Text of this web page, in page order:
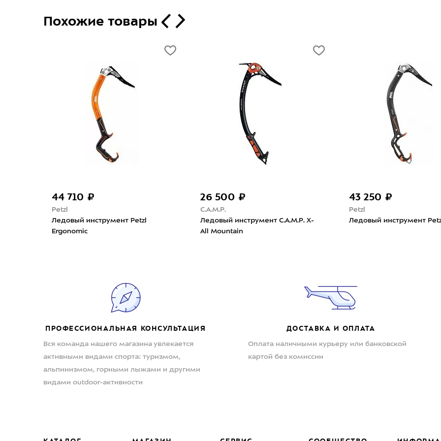
Похожие товары
44 710 ₽
Petzl
Ледовый инструмент Petzl
Ergonomic
26 500 ₽
C.A.M.P.
Ледовый инструмент C.A.M.P. X-
All Mountain
43 250 ₽
Petzl
Ледовый инструмент
ПРОФЕССИОНАЛЬНАЯ КОНСУЛЬТАЦИЯ
Вся команда нашего магазина увлекается
активными видами спорта: туризмом,
альпинизмом, горными лыжами и другими
видами outdoor-активности
ДОСТАВКА И ОПЛАТА
Оплата наличными курьеру или банковской
картой без комиссии